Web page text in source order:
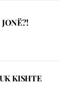
KISHTE